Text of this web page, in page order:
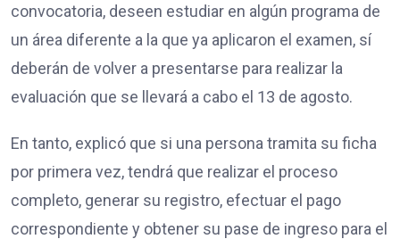
convocatoria, deseen estudiar en algún programa de
un área diferente a la que ya aplicaron el examen, sí
deberán de volver a presentarse para realizar la
evaluación que se llevará a cabo el 13 de agosto.
En tanto, explicó que si una persona tramita su ficha
por primera vez, tendrá que realizar el proceso
completo, generar su registro, efectuar el pago
correspondiente y obtener su pase de ingreso para el